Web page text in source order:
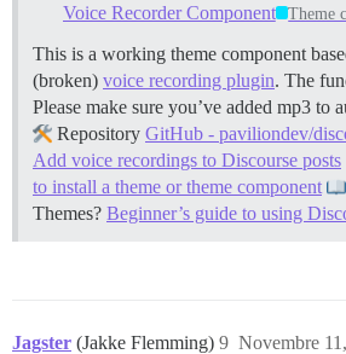
Voice Recorder Component Theme
This is a working theme component
(broken) voice recording plugin. The
Please make sure you’ve added mp3 to
Repository GitHub - paviliondev/
Add voice recordings to Discourse posts
to install a theme or theme component
Themes? Beginner’s guide to using
Jagster (Jakke Flemming) Novembre
9